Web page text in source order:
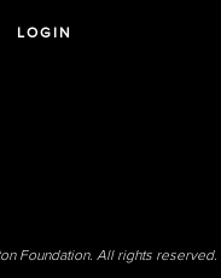
LOGIN
Foundation. All rights reserved.